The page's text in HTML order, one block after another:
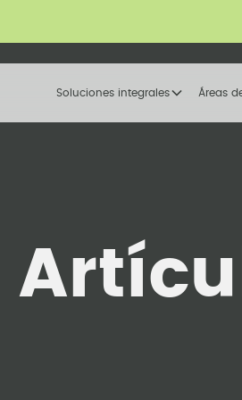
Soluciones integrales Áreas